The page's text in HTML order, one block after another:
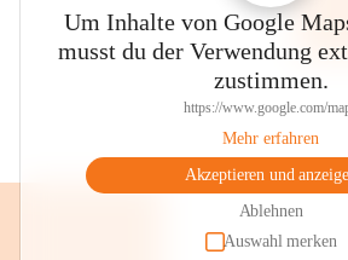
Um Inhalte von Google
musst du der Verwendung
zustimmen.
https://www.google.com/
Mehr erfahren
Akzeptieren und
Ablehnen
Auswahl merken